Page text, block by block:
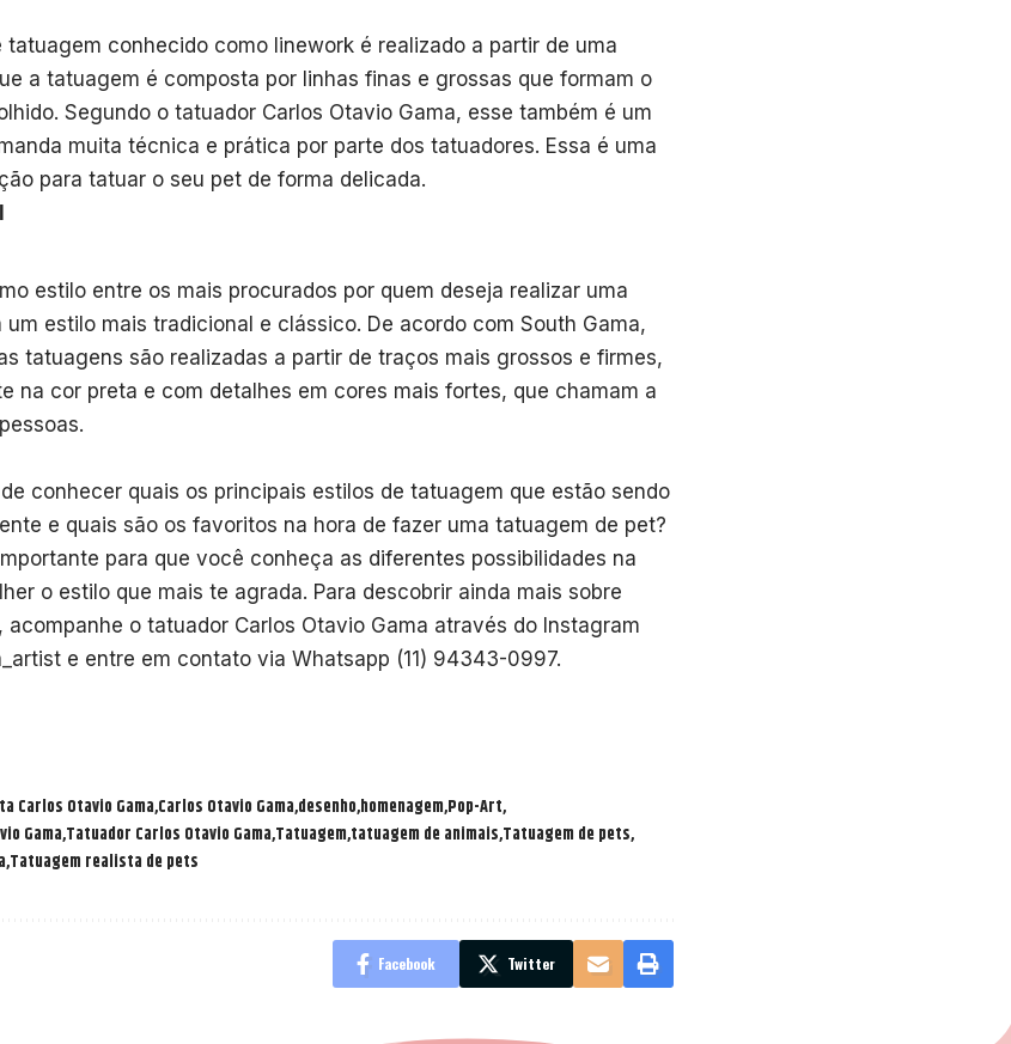
tatuagem conhecido como linework é realizado a partir de uma
a tatuagem é composta por linhas finas e grossas que formam o
Segundo o tatuador Carlos Otavio Gama, esse também é um
muita técnica e prática por parte dos tatuadores. Essa é uma
para tatuar o seu pet de forma delicada.
estilo entre os mais procurados por quem deseja realizar uma
estilo mais tradicional e clássico. De acordo com South Gama,
tatuagens são realizadas a partir de traços mais grossos e firmes,
na cor preta e com detalhes em cores mais fortes, que chamam a
conhecer quais os principais estilos de tatuagem que estão sendo
e quais são os favoritos na hora de fazer uma tatuagem de pet?
para que você conheça as diferentes possibilidades na
o estilo que mais te agrada. Para descobrir ainda mais sobre
acompanhe o tatuador Carlos Otavio Gama através do Instagram
e entre em contato via Whatsapp (11) 94343-0997.
Carlos Otavio Gama Carlos Otavio Gama desenho homenagem Pop-Art
Gama Tatuador Carlos Otavio Gama Tatuagem tatuagem de animais Tatuagem de pets
Tatuagem realista de pets
Facebook Twitter